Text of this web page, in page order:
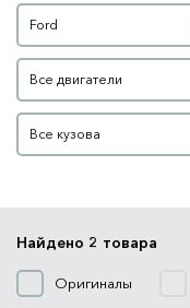
Марка автомобиля
Ford
Двигатель
Все двигатели
Кузов
Все кузова
Найдено 2 товара
Оригиналы